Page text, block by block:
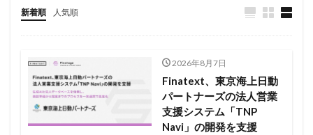
新着順 人気順
2026年8月7日
Finatext、東京海上日動
パートナーズの法人営業
支援システム「TNP
Navi」の開発を支援